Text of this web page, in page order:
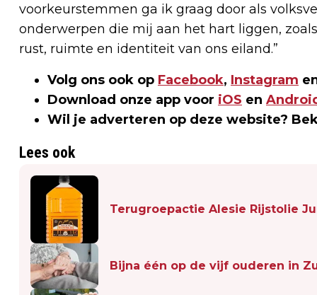
voorkeurstemmen ga ik graag door als
onderwerpen die mij aan het hart liggen,
rust, ruimte en identiteit van ons eiland.”
Volg ons ook op Facebook, Instagram
Download onze app voor iOS en
Wil je adverteren op deze website?
Lees ook
Terugroepactie Alesie Rijstolie
Bijna één op de vijf ouderen in